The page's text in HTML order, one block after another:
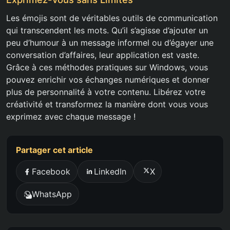
Les émojis sont de véritables outils de communication
qui transcendent les mots. Qu’il s’agisse d’ajouter un
peu d’humour à un message informel ou d’égayer une
conversation d’affaires, leur application est vaste.
Grâce à ces méthodes pratiques sur Windows, vous
pouvez enrichir vos échanges numériques et donner
plus de personnalité à votre contenu. Libérez votre
créativité et transformez la manière dont vous vous
exprimez avec chaque message !
Partager cet article
Facebook LinkedIn X
WhatsApp